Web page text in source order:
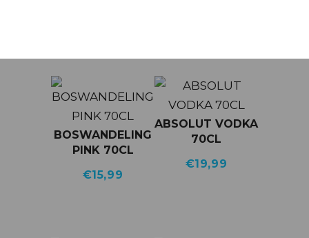
BOSWANDELING
PINK 70CL
€15,99
ABSOLUT VODKA
70CL
€19,99